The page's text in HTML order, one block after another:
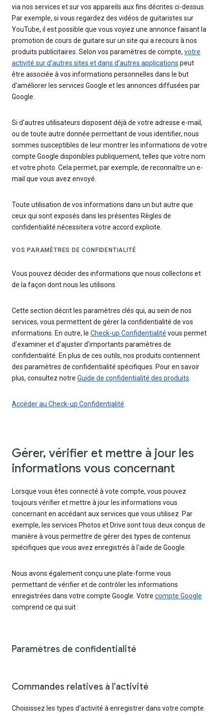
via nos services et sur vos appareils aux fins décrites ci-dessus.
Par exemple, si vous regardez des vidéos de guitaristes sur
YouTube, il est possible que vous voyiez une annonce faisant la
promotion de cours de guitare sur un site qui a recours à nos
produits publicitaires. Selon vos paramètres de compte, votre
activité sur d'autres sites et dans d'autres applications peut
être associée à vos informations personnelles dans le but
d'améliorer les services Google et les annonces diffusées par
Google.
Si d'autres utilisateurs disposent déjà de votre adresse e-mail,
ou de toute autre donnée permettant de vous identifier, nous
sommes susceptibles de leur montrer les informations de votre
compte Google disponibles publiquement, telles que votre nom
et votre photo. Cela permet, par exemple, de reconnaître un e-
mail que vous avez envoyé.
Toute utilisation de vos informations dans un but autre que
ceux qui sont exposés dans les présentes Règles de
confidentialité nécessitera votre accord explicite.
VOS PARAMÈTRES DE CONFIDENTIALITÉ
Vous pouvez décider des informations que nous collectons et
de la façon dont nous les utilisons
Cette section décrit les paramètres clés qui, au sein de nos
services, vous permettent de gérer la confidentialité de vos
informations. En outre, le Check-up Confidentialité vous permet
d'examiner et d'ajuster d'importants paramètres de
confidentialité. En plus de ces outils, nos produits contiennent
des paramètres de confidentialité spécifiques. Pour en savoir
plus, consultez notre Guide de confidentialité des produits
Accéder au Check-up Confidentialité
Gérer, vérifier et mettre à jour les
informations vous concernant
Lorsque vous êtes connecté à vote compte, vous pouvez
toujours vérifier et mettre à jour les informations vous
concernant en accédant aux services que vous utilisez. Par
exemple, les services Photos et Drive sont tous deux conçus de
manière à vous permettre de gérer des types de contenus
spécifiques que vous avez enregistrés à l'aide de Google.
Nous avons également conçu une plate-forme vous
permettant de vérifier et de contrôler les informations
enregistrées dans votre compte Google. Votre compte Google
comprend ce qui suit :
Paramètres de confidentialité
Commandes relatives à l'activité
Choisissez les types d'activité à enregistrer dans votre compte.